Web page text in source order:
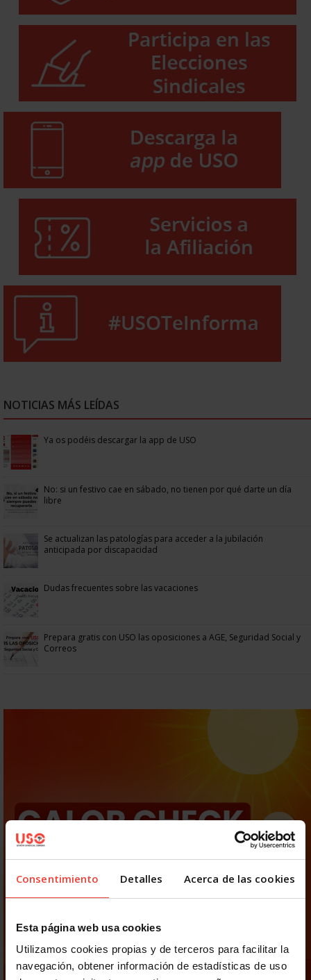
Consentimiento Detalles Acerca de las cookies
Esta página web usa cookies
Utilizamos cookies propias y de terceros para facilitar la
navegación, obtener información de estadísticas de uso
NOTICIAS MÁS LEÍDAS
Ya os podéis descargar la app de USO
No: si un festivo cae en sábado, no tienen por qué darte un día
libre
Se actualizan las patologías para acceder a la jubilación
anticipada por discapacidad
Dudas frecuentes sobre las vacaciones
Prepara gratis con USO las oposiciones a AGE, Seguridad Social y
Correos